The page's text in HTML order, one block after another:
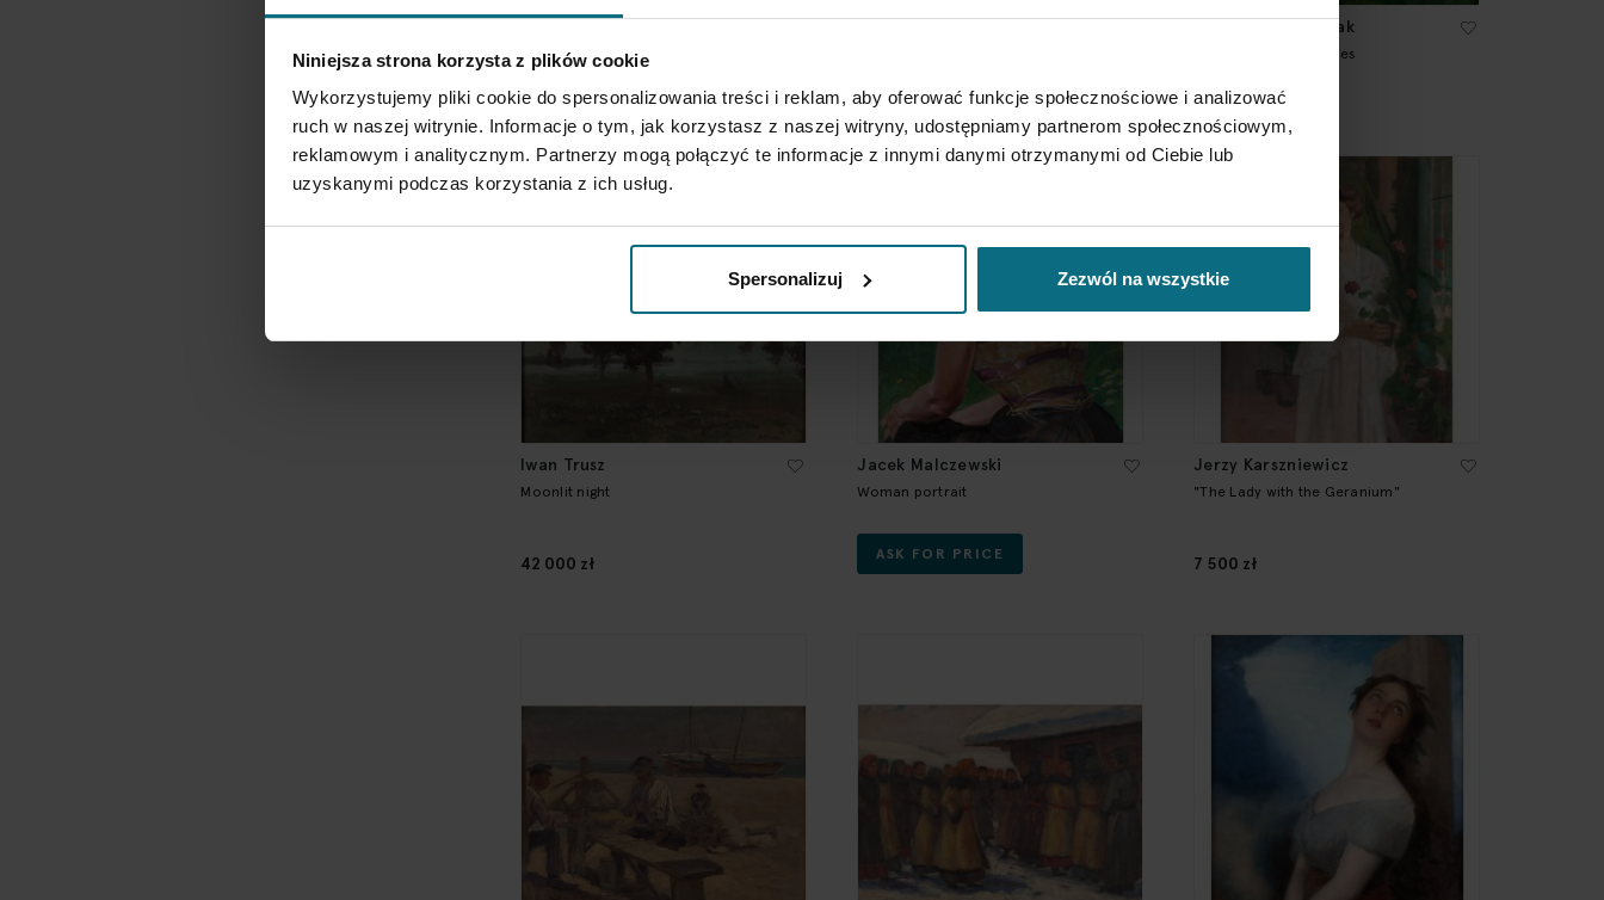
Niniejsza strona korzysta z plików cookie
Wykorzystujemy pliki cookie do spersonalizowania treści i reklam, aby oferować funkcje społecznościowe i analizować
ruch w naszej witrynie. Informacje o tym, jak korzystasz z naszej witryny, udostępniamy partnerom społecznościowym,
reklamowym i analitycznym. Partnerzy mogą połączyć te informacje z innymi danymi otrzymanymi od Ciebie lub
uzyskanymi podczas korzystania z ich usług.
Spersonalizuj Zezwól na wszystkie
Highland sled against the backdrop of
Murania
Edward Matuszczak
Landscape with houses
Iwan Trusz
Moonlit night
42 000 zł
Jacek Malczewski
Woman portrait
ASK FOR PRICE
Jerzy Karszniewicz
"The Lady with the Geranium"
7 500 zł